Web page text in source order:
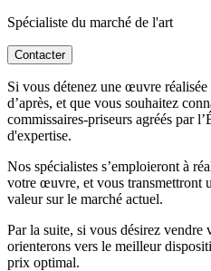
Spécialiste du marché de l'art
Contacter
Si vous détenez une œuvre
d’après, et que vous souhaitez
commissaires-priseurs agréés par
d'expertise.
Nos spécialistes s’emploieront à
votre œuvre, et vous transmettront
valeur sur le marché actuel.
Par la suite, si vous désirez
orienterons vers le meilleur
prix optimal.